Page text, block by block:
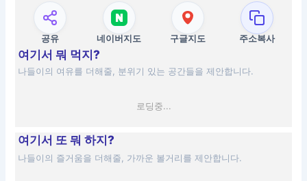
공유 네이버지도 구글지도 주소복사
여기서 뭐 먹지?
나들이의 여유를 더해줄, 분위기 있는 공간들을 제안합니다.
로딩중...
여기서 또 뭐 하지?
나들이의 즐거움을 더해줄, 가까운 볼거리를 제안합니다.